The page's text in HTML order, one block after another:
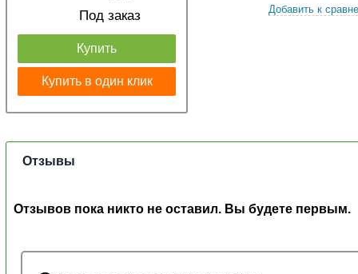
Под заказ
Купить
Купить в один клик
Добавить к
Отзывы
Отзывов пока никто не оставил. Вы будете первым.